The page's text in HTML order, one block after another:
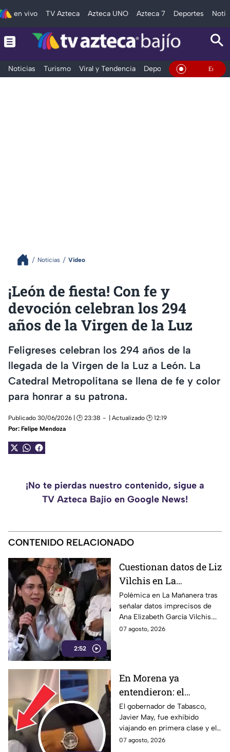
en vivo TV Azteca Azteca UNO Azteca 7 Deportes
Noticias Turismo Viral y Tendencia Deportes Espectáculos
En Vivo
Noticias Video
¡León de fiesta! Con fe y
devoción celebran los 294
años de la Virgen de la Luz
Feligreses celebran los 294 años de la
llegada de la Virgen de la Luz a León. La
Catedral Metropolitana se llena de fe y color
para honrar a su patrona.
Publicado 30/06/2026 | 🕑 23:38
| Actualizado 🕑 12:19
Por: Felipe Mendoza
¡No te pierdas nuestro contenido, sigue a
TV Azteca Bajío en Google News!
CONTENIDO RELACIONADO
2:52
Cuestionan datos de Liz
Vilchis en La
Mañanera: estudio de
Reuters respalda a TV
Azteca
Polémica en La Mañanera tras
señalar datos imprecisos de
Ana Elizabeth García Vilchis.
Estudio de Reuters coloca a
07 agosto, 2026
En Morena ya
entendieron: el
problema no es viajar
en primera clase… ¡es
que te graben!
El gobernador de Tabasco,
Javier May, fue exhibido
viajando en primera clase y el
tema llegó hasta la dirigencia
07 agosto, 2026